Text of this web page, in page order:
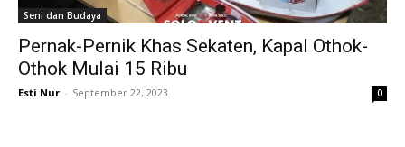
Seni dan Budaya
Pernak-Pernik Khas Sekaten, Kapal Othok-
Othok Mulai 15 Ribu
Esti Nur - September 22, 2023 0